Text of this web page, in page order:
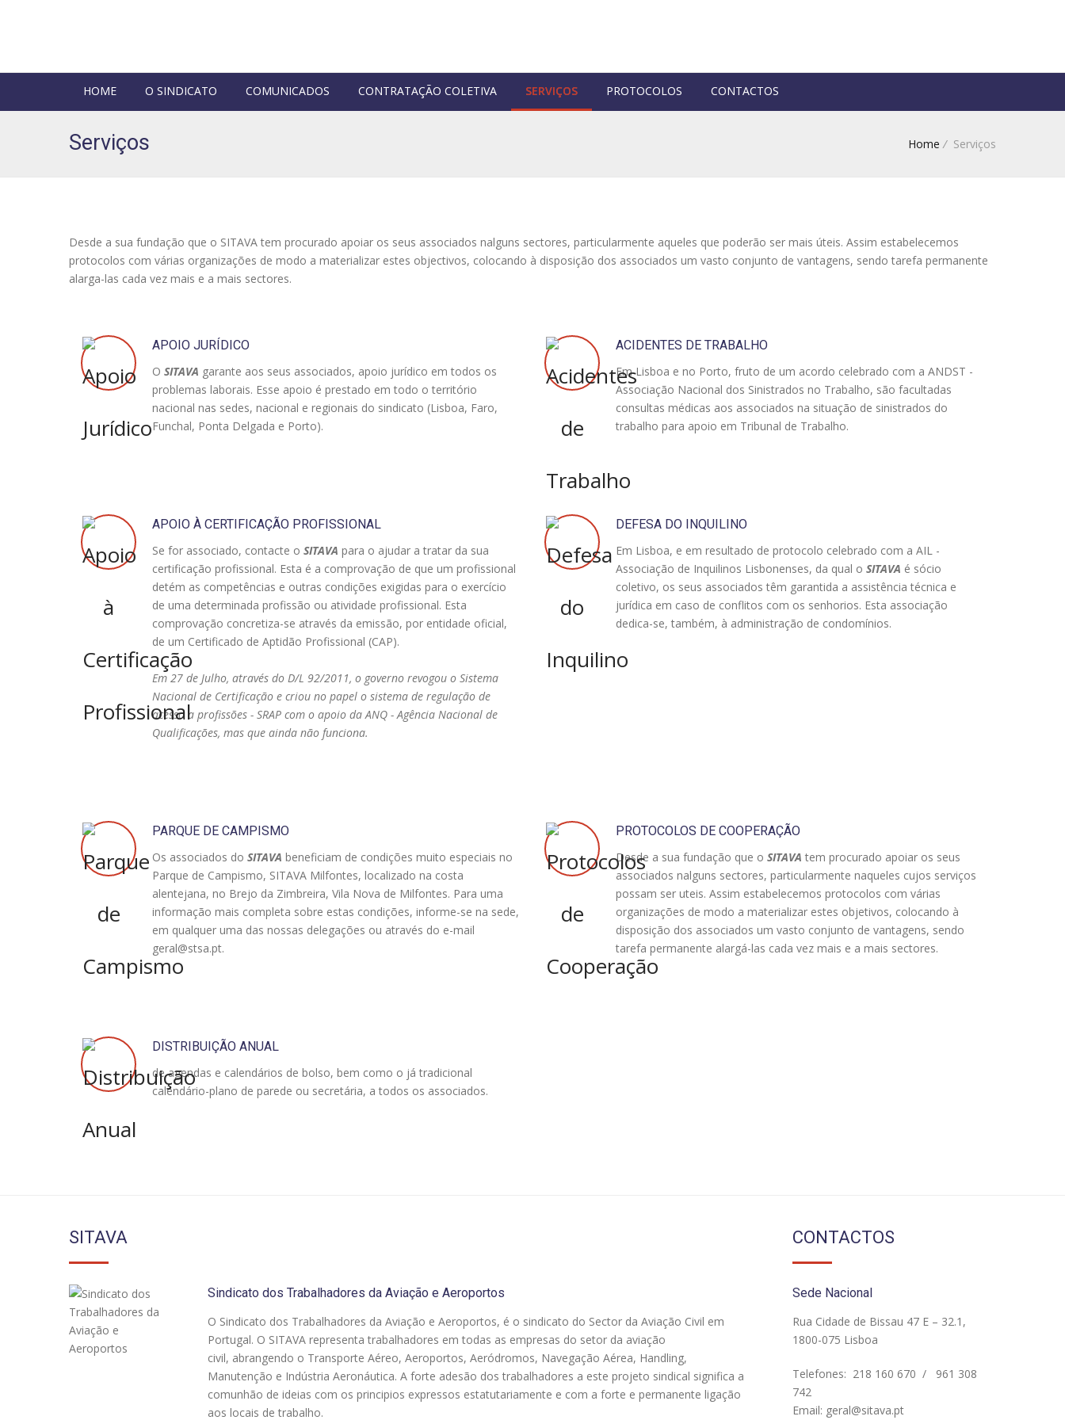
HOME O SINDICATO COMUNICADOS CONTRATAÇÃO COLETIVA SERVIÇOS PROTOCOLOS CONTACTOS
Serviços Home /Serviços
Desde a sua fundação que o SITAVA tem procurado apoiar os seus associados nalguns sectores, particularmente aqueles que poderão ser mais úteis. Assim estabelecemos
protocolos com várias organizações de modo a materializar estes objectivos, colocando à disposição dos associados um vasto conjunto de vantagens, sendo tarefa permanente
alarga-las cada vez mais e a mais sectores.
APOIO JURÍDICO
O SITAVA garante aos seus associados, apoio jurídico em todos os
problemas laborais. Esse apoio é prestado em todo o território
nacional nas sedes, nacional e regionais do sindicato (Lisboa, Faro,
Funchal, Ponta Delgada e Porto).
ACIDENTES DE TRABALHO
Em Lisboa e no Porto, fruto de um acordo celebrado com a ANDST -
Associação Nacional dos Sinistrados no Trabalho, são facultadas
consultas médicas aos associados na situação de sinistrados do
trabalho para apoio em Tribunal de Trabalho.
APOIO À CERTIFICAÇÃO PROFISSIONAL
Se for associado, contacte o SITAVA para o ajudar a tratar da sua
certificação profissional. Esta é a comprovação de que um profissional
detém as competências e outras condições exigidas para o exercício
de uma determinada profissão ou atividade profissional. Esta
comprovação concretiza-se através da emissão, por entidade oficial,
de um Certificado de Aptidão Profissional (CAP).
Em 27 de Julho, através do D/L 92/2011, o governo revogou o Sistema
Nacional de Certificação e criou no papel o sistema de regulação de
acesso a profissões - SRAP com o apoio da ANQ - Agência Nacional de
Qualificações, mas que ainda não funciona.
DEFESA DO INQUILINO
Em Lisboa, e em resultado de protocolo celebrado com a AIL -
Associação de Inquilinos Lisbonenses, da qual o SITAVA é sócio
coletivo, os seus associados têm garantida a assistência técnica e
jurídica em caso de conflitos com os senhorios. Esta associação
dedica-se, também, à administração de condomínios.
PARQUE DE CAMPISMO
Os associados do SITAVA beneficiam de condições muito especiais no
Parque de Campismo, SITAVA Milfontes, localizado na costa
alentejana, no Brejo da Zimbreira, Vila Nova de Milfontes. Para uma
informação mais completa sobre estas condições, informe-se na sede,
em qualquer uma das nossas delegações ou através do e-mail
geral@stsa.pt.
PROTOCOLOS DE COOPERAÇÃO
Desde a sua fundação que o SITAVA tem procurado apoiar os seus
associados nalguns sectores, particularmente naqueles cujos serviços
possam ser uteis. Assim estabelecemos protocolos com várias
organizações de modo a materializar estes objetivos, colocando à
disposição dos associados um vasto conjunto de vantagens, sendo
tarefa permanente alargá-las cada vez mais e a mais sectores.
DISTRIBUIÇÃO ANUAL
de agendas e calendários de bolso, bem como o já tradicional
calendário-plano de parede ou secretária, a todos os associados.
SITAVA
Sindicato dos Trabalhadores da Aviação e Aeroportos
O Sindicato dos Trabalhadores da Aviação e Aeroportos, é o sindicato do Sector da Aviação Civil em
Portugal. O SITAVA representa trabalhadores em todas as empresas do setor da aviação
civil, abrangendo o Transporte Aéreo, Aeroportos, Aeródromos, Navegação Aérea, Handling,
Manutenção e Indústria Aeronáutica. A forte adesão dos trabalhadores a este projeto sindical significa a
comunhão de ideias com os principios expressos estatutariamente e com a forte e permanente ligação
aos locais de trabalho.
CONTACTOS
Sede Nacional
Rua Cidade de Bissau 47 E – 32.1,
1800-075 Lisboa
Telefones: 218 160 670 /
961 308
742
Email: geral@sitava.pt